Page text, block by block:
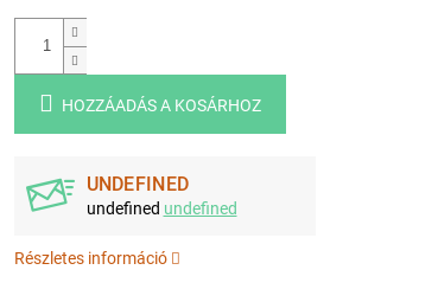
HOZZÁADÁS A KOSÁRHOZ
UNDEFINED
undefined undefined
Részletes információ